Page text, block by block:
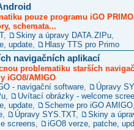
pouze programu iGO
schemata...
, Skiny a úpravy DATA.ZIPu
update
Hlasy TTS pro Primo
navigačních aplikací
problematiku starších
iGO8/AMIGO
- navigační software
Úpravy
Uvítací obrázky - welcome
update
Scheme pro iGO AMIGO
Úpravy SYS.TXT,
Skiny a
screens
iGO8 verze, patche,